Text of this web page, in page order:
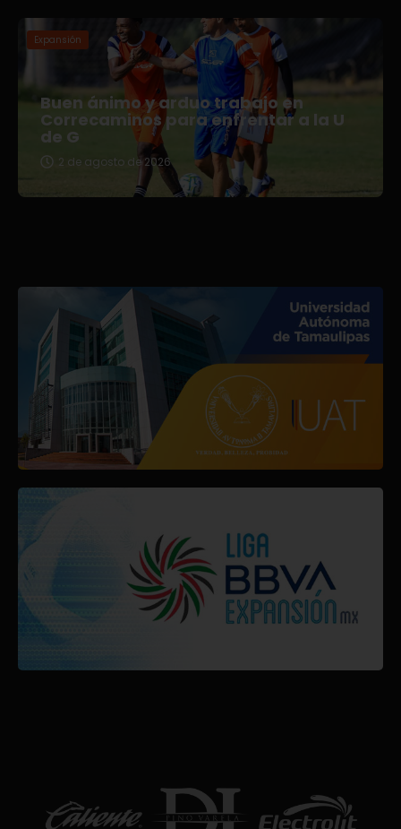
Expansión
Buen ánimo y arduo trabajo en
Correcaminos para enfrentar a la U
de G
2 de agosto de 2026